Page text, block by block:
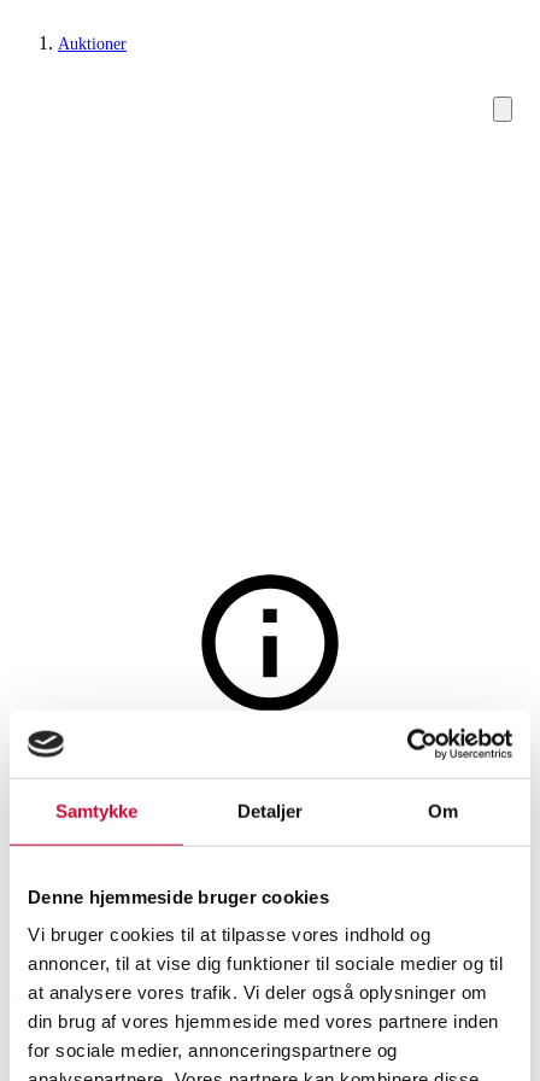
Samtykke Detaljer Om
Denne hjemmeside bruger cookies
Vi bruger cookies til at tilpasse vores indhold og
annoncer, til at vise dig funktioner til sociale medier og til
at analysere vores trafik. Vi deler også oplysninger om
din brug af vores hjemmeside med vores partnere inden
for sociale medier, annonceringspartnere og
Auktioner
18 fl. Venganza Tinto, Blanca,
Rosado (18)
SHOWROOM
Aarhus
VURDERING
DKK 1.900
VARENUMMER
6485321
Momsvare